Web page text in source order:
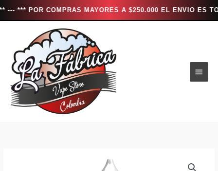
COMPRAS MAYORES A $250.000 EL ENVIO ES
contenido